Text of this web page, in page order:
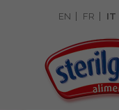
EN FR IT